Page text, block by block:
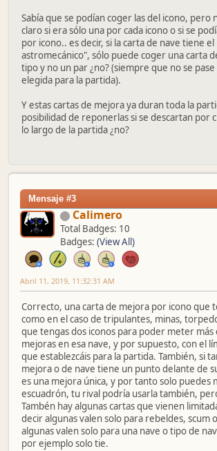
Sabía que se podían coger las del icono, pero
claro si era sólo una por cada icono o si se
por icono.. es decir, si la carta de nave tiene
astromecánico", sólo puede coger una carta
tipo y no un par ¿no? (siempre que no se
elegida para la partida).
Y estas cartas de mejora ya duran toda la
posibilidad de reponerlas si se descartan por
lo largo de la partida ¿no?
Mensaje #3
Calimero
Total Badges: 10
Badges: (View All)
Abril 11, 2019, 11:32:31 AM
Correcto, una carta de mejora por icono que
como en el caso de tripulantes, minas,
que tengas dos iconos para poder meter más
mejoras en esa nave, y por supuesto, con el
que establezcáis para la partida. También, si
mejora o de nave tiene un punto delante de
es una mejora única, y por tanto solo puedes
escuadrón, tu rival podría usarla también,
Tambén hay algunas cartas que vienen
decir algunas valen solo para rebeldes, scum
algunas valen solo para una nave o tipo de
por ejemplo solo tie.